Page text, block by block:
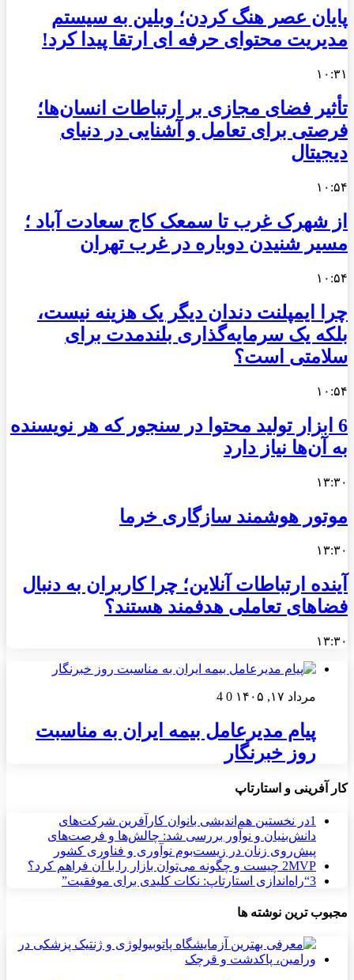
پایان عصر هنگ کردن؛ وبلین به سیستم
مدیریت محتوای حرفه ای ارتقا پیدا کرد!
۱۰:۳۱
تأثیر فضای مجازی بر ارتباطات انسان‌ها؛
فرصتی برای تعامل و آشنایی در دنیای
دیجیتال
۱۰:۵۴
از شهرک غرب تا سمعک کاج سعادت آباد ؛
مسیر شنیدن دوباره در غرب تهران
۱۰:۵۴
چرا ایمپلنت دندان دیگر یک هزینه نیست،
بلکه یک سرمایه‌گذاری بلندمدت برای
سلامتی است؟
۱۰:۵۴
6 ابزار تولید محتوا در سنجور که هر نویسنده
به آن‌ها نیاز دارد
۱۳:۳۰
موتور هوشمند سازگاری خرما
۱۳:۳۰
آینده ارتباطات آنلاین؛ چرا کاربران به دنبال
فضاهای تعاملی هدفمند هستند؟
۱۳:۳۰
مرداد ۱۷, ۱۴۰۵ 0
4
پیام مدیرعامل بیمه ایران به مناسبت
روز خبرنگار
کار آفرینی و استارتاپ
1در نخستین هم‌اندیشی بانوان کارآفرین شرکت‌های
دانش‌بنیان و نوآور بررسی شد: چالش‌ها و فرصت‌های
پیش‌روی زنان در زیست‌بوم نوآوری و فناوری کشور
2MVP چیست و چگونه می‌توان بازار را با آن فراهم کرد؟
3“راه‌اندازی استارتاپ: نکات کلیدی برای موفقیت”
مجبوب ترین نوشته ها